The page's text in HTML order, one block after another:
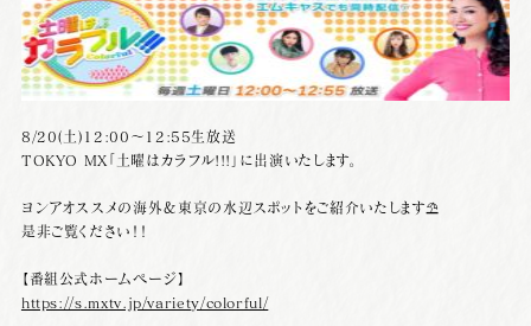
8/20(土)12:00〜12:55生放送
TOKYO MX「土曜はカラフル!!!」に出演いたします。
ヨンアオススメの海外＆東京の水辺スポットをご紹介いたします⛱
是非ご覧ください！！
【番組公式ホームページ】
https://s.mxtv.jp/variety/colorful/